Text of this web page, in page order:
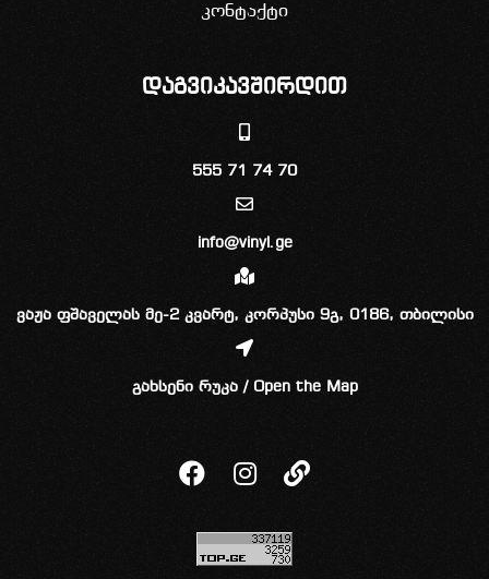
კონტაქტი
დაგვიკავშირდით
555 71 74 70
info@vinyl.ge
ვაჟა ფშაველას მე-2 კვარტ, კორპუსი 9გ, 0186, თბილისი
გახსენი რუკა / Open the Map